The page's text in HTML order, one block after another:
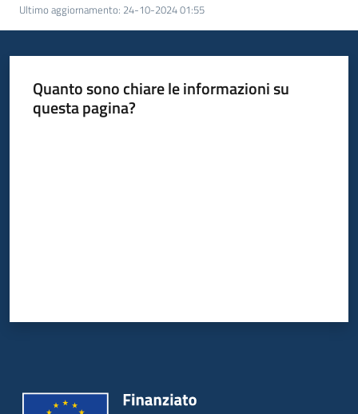
Leggi
Atti
Piani
Programmi
Ultimo aggiornamento: 24-10-2024 01:55
Quanto sono chiare le informazioni su
questa pagina?